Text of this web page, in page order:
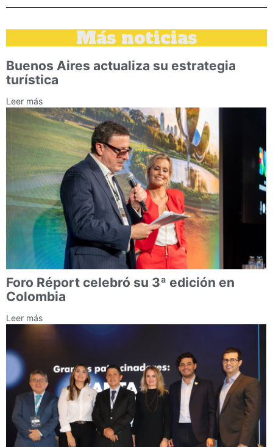
Más noticias
Buenos Aires actualiza su estrategia
turística
Leer más
Foro Réport celebró su 3ª edición en
Colombia
Leer más